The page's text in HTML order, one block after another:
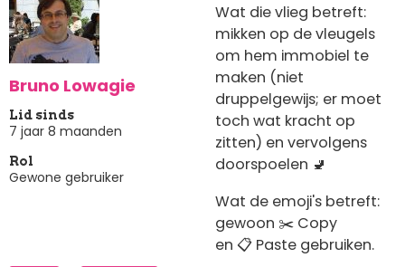
Bruno Lowagie
Lid sinds
7 jaar 8 maanden
Rol
Gewone gebruiker
Wat die vlieg betreft:
mikken op de vleugels
om hem immobiel te
maken (niet
druppelgewijs; er moet
toch wat kracht op
zitten) en vervolgens
doorspoelen 🚽
Wat de emoji's betreft:
gewoon ✂️ Copy
en 📋 Paste gebruiken.